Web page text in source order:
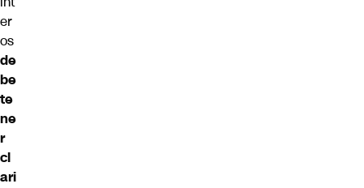
er
os
de
be
te
ne
r
cl
ari